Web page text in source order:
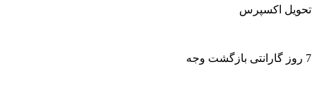
تحویل اکسپرس
7 روز گارانتی بازگشت وجه